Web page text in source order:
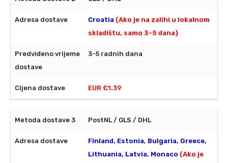
Croatia (Ako je na zalihi u lokalnom
skladištu, samo 3-5 dana)
3-5 radnih dana
EUR €1.39
PostNL / GLS / DHL
Finland, Estonia, Bulgaria, Greece,
Lithuania, Latvia, Monaco (Ako je